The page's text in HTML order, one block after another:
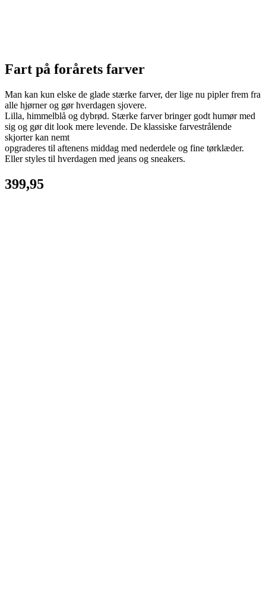
Fart på forårets farver
Man kan kun elske de glade stærke farver, der lige nu pipler frem fra
alle hjørner og gør hverdagen sjovere.
Lilla, himmelblå og dybrød. Stærke farver bringer godt humør med
sig og gør dit look mere levende. De klassiske farvestrålende
skjorter kan nemt ­
opgraderes til aftenens middag med nederdele og fine tørklæder.
Eller styles til hverdagen med jeans og sneakers.
399,95